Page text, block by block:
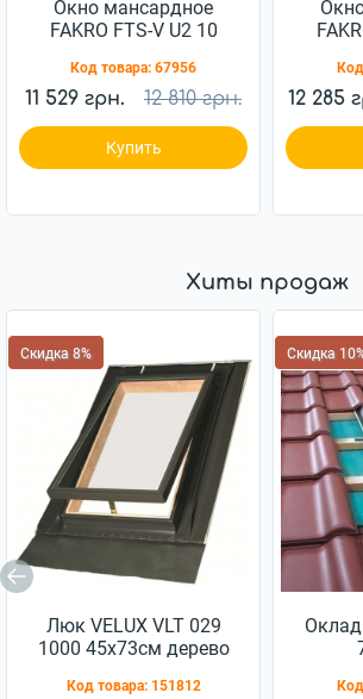
Окно мансардное
FAKRO FTS-V U2 10
Код товара: 67956
11 529 грн. 12 810 грн.
Купить
12 285
Хиты продаж
Скидка 8%
Люк VELUX VLT 029
1000 45x73см дерево
Код товара: 151812
Скидка
Оклад